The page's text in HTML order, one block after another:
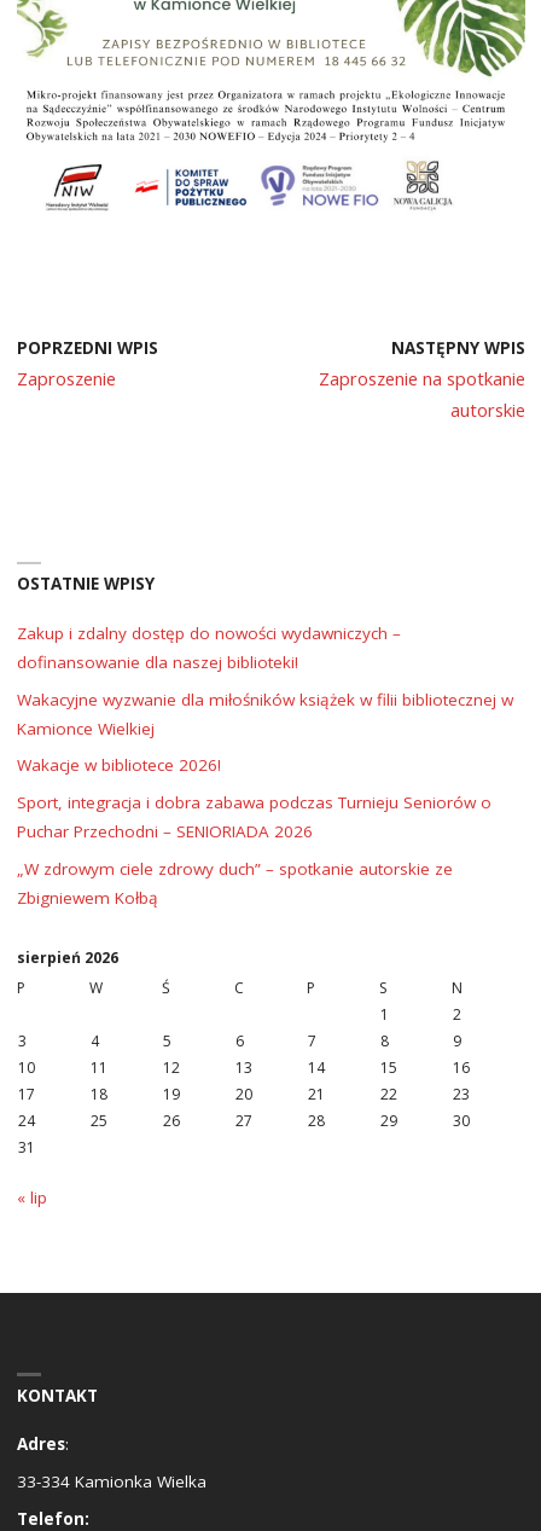
POPRZEDNI WPIS
Zaproszenie
NASTĘPNY WPIS
Zaproszenie na spotkanie
autorskie
OSTATNIE WPISY
Zakup i zdalny dostęp do nowości wydawniczych –
dofinansowanie dla naszej biblioteki!
Wakacyjne wyzwanie dla miłośników książek w filii bibliotecznej w
Kamionce Wielkiej
Wakacje w bibliotece 2026!
Sport, integracja i dobra zabawa podczas Turnieju Seniorów o
Puchar Przechodni – SENIORIADA 2026
„W zdrowym ciele zdrowy duch” – spotkanie autorskie ze
Zbigniewem Kołbą
sierpień 2026
P
W Ś C P S
N
1
2
3
4 5 6 7 8
9
10
11 12 13 14 15
16
17
18 19 20 21 22
23
24
25 26 27 28 29
30
31
« lip
KONTAKT
Adres:
33-334 Kamionka Wielka
Telefon: